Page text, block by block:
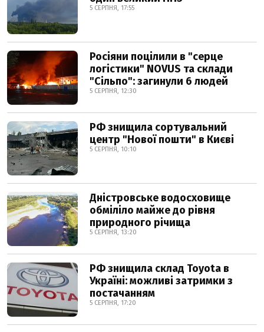
5 СЕРПНЯ, 17:55
Росіяни поцілили в "серце
логістики" NOVUS та склади
"Сільпо": загинули 6 людей
5 СЕРПНЯ, 12:30
РФ знищила сортувальний
центр "Нової пошти" в Києві
5 СЕРПНЯ, 10:10
Дністровське водосховище
обміліло майже до рівня
природного річища
5 СЕРПНЯ, 13:20
РФ знищила склад Toyota в
Україні: можливі затримки з
постачанням
5 СЕРПНЯ, 17:20